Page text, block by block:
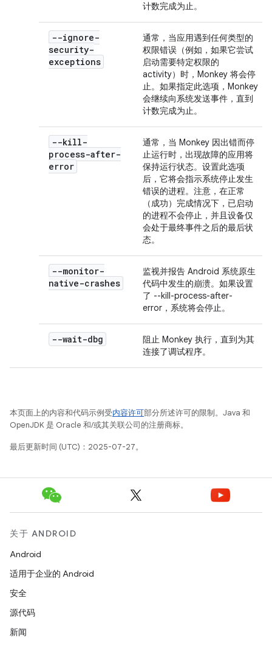
计数完成为止。
--ignore-
security-
exceptions
通常，当应用遇到任何类型的
权限错误（例如，如果它尝试
启动需要特定权限的
activity）时，Monkey 将会停
止。如果指定此选项，Monkey
会继续向系统发送事件，直到
计数完成为止。
--kill-
process-after-
error
通常，当 Monkey 因出错而停
止运行时，出现故障的应用将
保持运行状态。设置此选项
后，它将会指示系统停止发生
错误的进程。注意，在正常
（成功）完成情况下，已启动
的进程不会停止，并且设备仅
会处于最终事件之后的最后状
态。
--monitor-
native-crashes
监视并报告 Android 系统原生
代码中发生的崩溃。如果设置
了 --kill-process-after-
error，系统将会停止。
--wait-dbg
阻止 Monkey 执行，直到为其
连接了调试程序。
本页面上的内容和代码示例受内容许可部分所述许可的限制。Java 和
OpenJDK 是 Oracle 和/或其关联公司的注册商标。
最后更新时间 (UTC)：2025-07-27。
关于 ANDROID
Android
适用于企业的 Android
安全
源代码
新闻